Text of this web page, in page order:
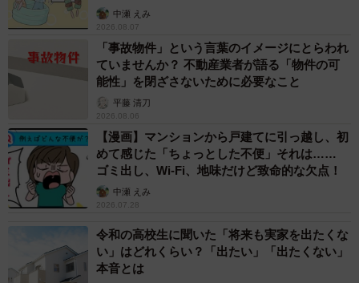
しかし残念ながら解体前の状態は完全には分かりません。
主張されていましたが、その時は、柱が無事だったことも
あり、傾きは解体工事が原因ではないと結論付けました。
ー算出された金額をもとに損害賠償がおこなわれるのです
ね
いえ、算出された金額ですんなりと賠償がおこなわれると
は限りません。通常は解体された家の家主さんと、不動産
会社、または解体業者との間で話し合いが実施され、そこ
で解決することが多いです。
中瀬 えみ
2026.08.07
「事故物件」という言葉のイメージにとらわれ
ていませんか？ 不動産業者が語る「物件の可
能性」を閉ざさないために必要なこと
平藤 清刀
2026.08.06
【漫画】マンションから戸建てに引っ越し、初
めて感じた「ちょっとした不便」それは……
ゴミ出し、Wi-Fi、地味だけど致命的な欠点！
中瀬 えみ
2026.07.28
令和の高校生に聞いた「将来も実家を出たくな
い」はどれくらい？「出たい」「出たくない」
本音とは